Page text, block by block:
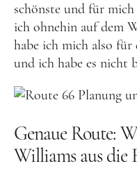
schönste und für
ich ohnehin auf dem
habe ich mich also für
und ich habe es nicht
Genaue Route:
Williams aus die